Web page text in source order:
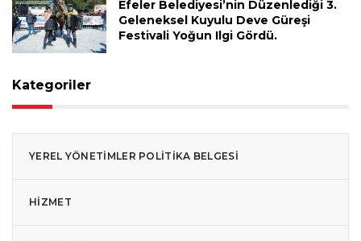
Efeler Belediyesi’nin Düzenlediği 3.
Geleneksel Kuyulu Deve Güreşi
Festivali Yoğun Ilgi Gördü.
Kategoriler
YEREL YÖNETIMLER POLITIKA BELGESI
HIZMET